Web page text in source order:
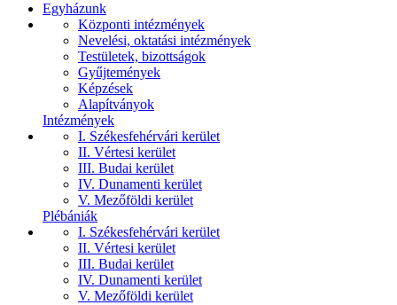
Egyházunk
Központi intézmények
Nevelési, oktatási intézmények
Testületek, bizottságok
Gyűjtemények
Képzések
Alapítványok
Intézmények
I. Székesfehérvári kerület
II. Vértesi kerület
III. Budai kerület
IV. Dunamenti kerület
V. Mezőföldi kerület
Plébániák
I. Székesfehérvári kerület
II. Vértesi kerület
III. Budai kerület
IV. Dunamenti kerület
V. Mezőföldi kerület